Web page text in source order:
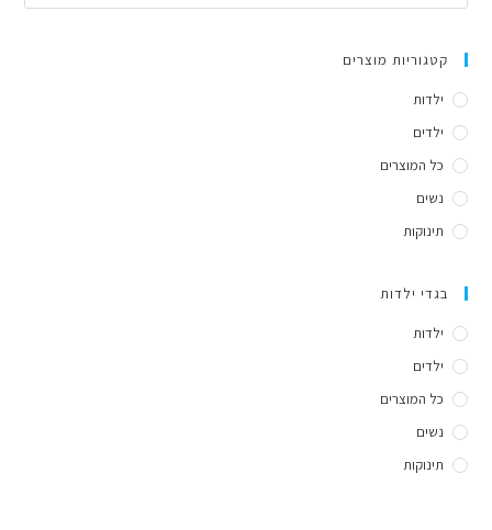
קטגוריות מוצרים
ילדות
ילדים
כל המוצרים
נשים
תינוקות
בגדי ילדות
ילדות
ילדים
כל המוצרים
נשים
תינוקות